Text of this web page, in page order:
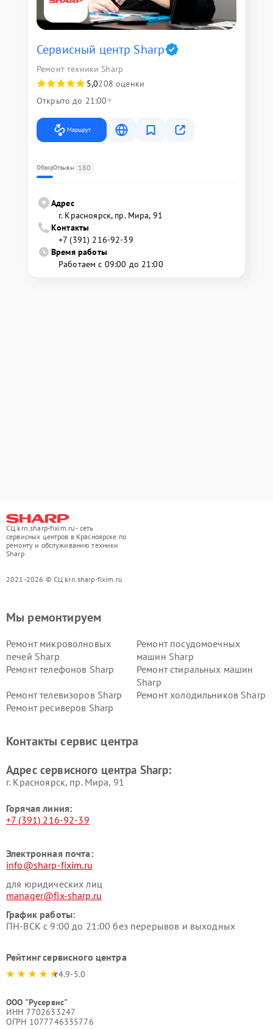
Сервисный центр Sharp
Ремонт техники Sharp
5,0208 оценки
Открыто до 21:00
Маршрут
ОбзорОтзывы 180
Адрес
г. Красноярск, ​пр. Мира, 91
Контакты
+7 (391) 216-92-39
Время работы
Работаем с 09:00 до 21:00
СЦ krn.sharp-fixim.ru - сеть
сервисных центров в Красноярске по
ремонту и обслуживанию техники
Sharp
2021-2026 © СЦ krn.sharp-fixim.ru
Мы ремонтируем
Ремонт микроволновых
печей Sharp
Ремонт посудомоечных
машин Sharp
Ремонт телефонов Sharp
Ремонт стиральных машин
Sharp
Ремонт телевизоров Sharp
Ремонт холодильников Sharp
Ремонт ресиверов Sharp
Контакты сервис центра
Адрес сервисного центра Sharp:
г. Красноярск, ​пр. Мира, 91
Горячая линия:
+7 (391) 216-92-39
Электронная почта:
info@sharp-fixim.ru
для юридических лиц
manager@fix-sharp.ru
График работы:
ПН-ВСК с 9:00 до 21:00 без перерывов и выходных
Рейтинг сервисного центра
4.9-5.0
ООО "Русервис"
ИНН 7702633247
ОГРН 1077746335776